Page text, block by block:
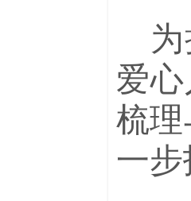
爱
梳
一